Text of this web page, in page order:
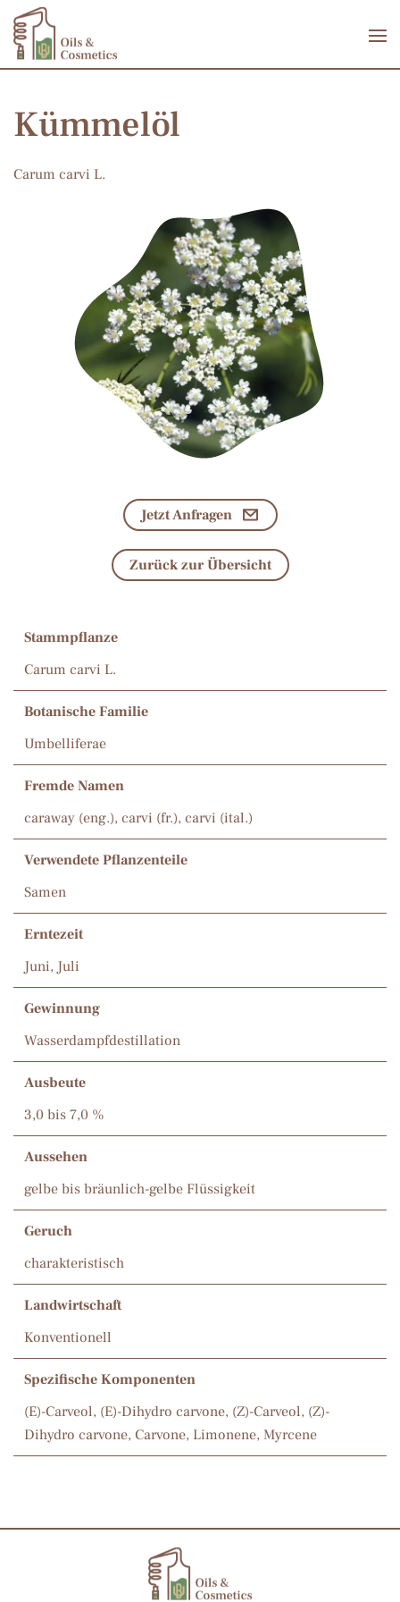
Zum Hauptinhalt springen
Kümmelöl
Carum carvi L.
Jetzt Anfragen
Zurück zur Übersicht
Stammpflanze
Carum carvi L.
Botanische Familie
Umbelliferae
Fremde Namen
caraway (eng.), carvi (fr.), carvi (ital.)
Verwendete Pflanzenteile
Samen
Erntezeit
Juni, Juli
Gewinnung
Wasserdampfdestillation
Ausbeute
3,0 bis 7,0 %
Aussehen
gelbe bis bräunlich-gelbe Flüssigkeit
Geruch
charakteristisch
Landwirtschaft
Konventionell
Spezifische Komponenten
(E)-Carveol, (E)-Dihydro carvone, (Z)-Carveol, (Z)-
Dihydro carvone, Carvone, Limonene, Myrcene